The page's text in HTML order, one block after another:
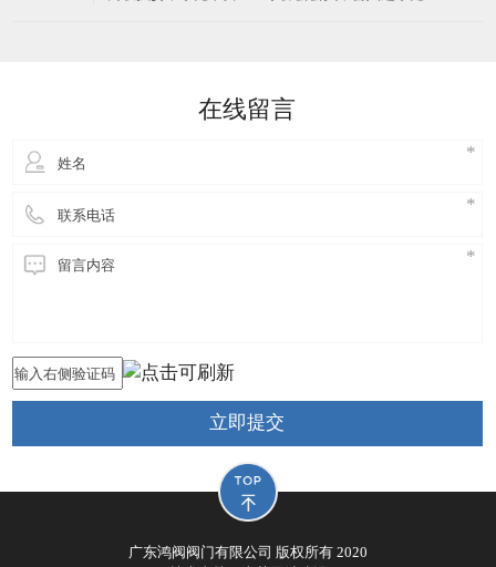
在线留言
立即提交
广东鸿阀阀门有限公司 版权所有 2020